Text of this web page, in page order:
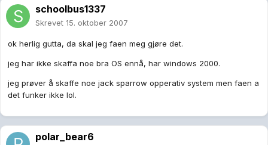
schoolbus1337
Skrevet 15. oktober 2007
ok herlig gutta, da skal jeg faen meg gjøre det.
jeg har ikke skaffa noe bra OS ennå, har windows 2000.
jeg prøver å skaffe noe jack sparrow opperativ system men faen a
det funker ikke lol.
polar_bear6